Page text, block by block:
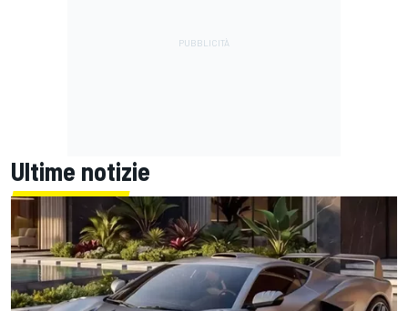
Ultime notizie